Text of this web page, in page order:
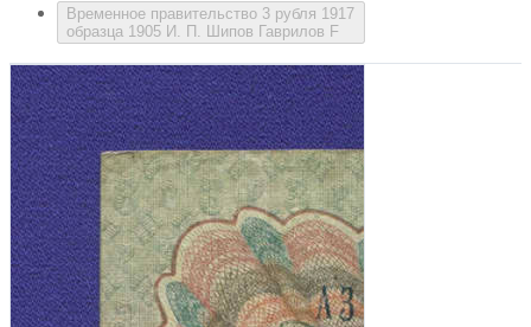
Временное правительство 3 рубля 1917
образца 1905 И. П. Шипов Гаврилов F